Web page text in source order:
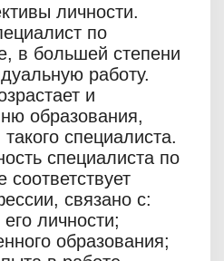
личности.
по
в большей степени
работу.
и
образования,
специалиста.
специалиста по
соответствует
связано с:
личности;
образования;